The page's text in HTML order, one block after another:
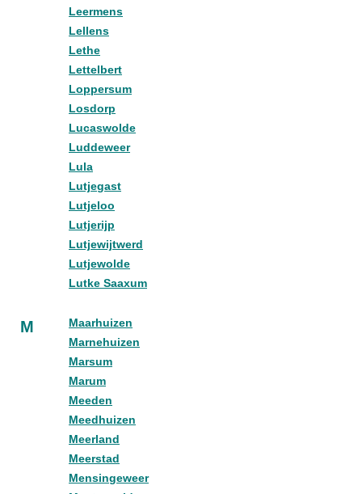
Leermens
Lellens
Lethe
Lettelbert
Loppersum
Losdorp
Lucaswolde
Luddeweer
Lula
Lutjegast
Lutjeloo
Lutjerijp
Lutjewijtwerd
Lutjewolde
Lutke Saaxum
M
Maarhuizen
Marnehuizen
Marsum
Marum
Meeden
Meedhuizen
Meerland
Meerstad
Mensingeweer